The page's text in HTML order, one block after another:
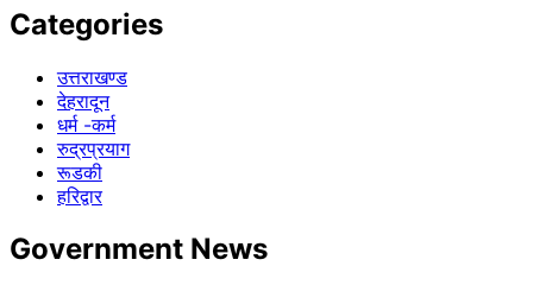
Categories
उत्तराखण्ड
देहरादून
धर्म -कर्म
रुद्रप्रयाग
रूडकी
हरिद्वार
Government News